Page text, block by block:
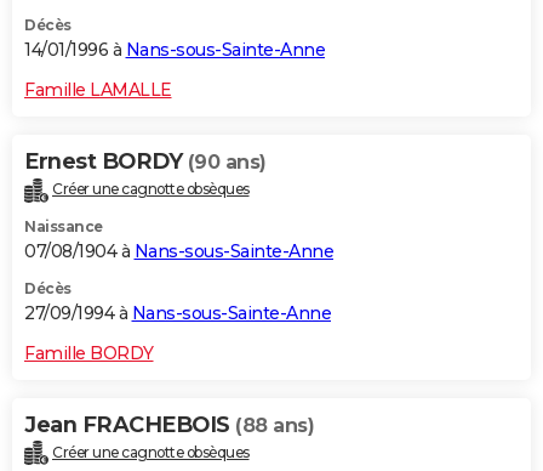
Décès
14/01/1996 à Nans-sous-Sainte-Anne
Famille LAMALLE
Ernest BORDY (90 ans)
Créer une cagnotte obsèques
Naissance
07/08/1904 à Nans-sous-Sainte-Anne
Décès
27/09/1994 à Nans-sous-Sainte-Anne
Famille BORDY
Jean FRACHEBOIS (88 ans)
Créer une cagnotte obsèques